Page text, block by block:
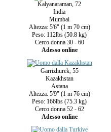
Kalyanaraman, 72
India
Mumbai
Altezza: 5'6" (1 m 70 cm)
Peso: 112lbs (50.8 kg)
Cerco donna 30 - 60
Adesso online
Garrizhurek, 55
Kazakhstan
Astana
Altezza: 5'9" (1 m 76 cm)
Peso: 166lbs (75.3 kg)
Cerco donna 52 - 62
Adesso online